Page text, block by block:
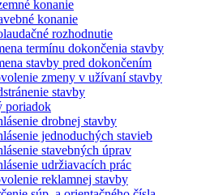
konanie
konanie
rozhodnutie
termínu dokončenia stavby
stavby pred dokončením
zmeny v užívaní stavby
stavby
poriadok
drobnej stavby
jednoduchých stavieb
stavebných úprav
udržiavacích prác
reklamnej stavby